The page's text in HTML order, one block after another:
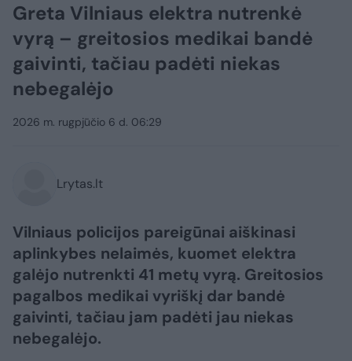
Greta Vilniaus elektra nutrenkė
vyrą – greitosios medikai bandė
gaivinti, tačiau padėti niekas
nebegalėjo
2026 m. rugpjūčio 6 d. 06:29
Lrytas.lt
Vilniaus policijos pareigūnai aiškinasi
aplinkybes nelaimės, kuomet elektra
galėjo nutrenkti 41 metų vyrą. Greitosios
pagalbos medikai vyriškį dar bandė
gaivinti, tačiau jam padėti jau niekas
nebegalėjo.